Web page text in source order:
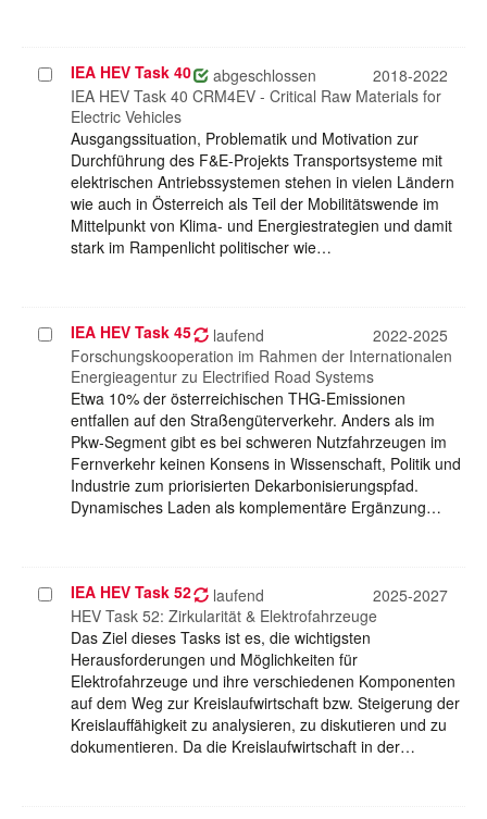
Projekt
auswählen
IEA HEV Task 40 abgeschlossen
2018-2022
IEA HEV Task 40 CRM4EV - Critical Raw Materials for
Electric Vehicles
Ausgangssituation, Problematik und Motivation zur
Durchführung des F&E-Projekts Transportsysteme mit
elektrischen Antriebssystemen stehen in vielen Ländern
wie auch in Österreich als Teil der Mobilitätswende im
Mittelpunkt von Klima- und Energiestrategien und damit
stark im Rampenlicht politischer wie…
Projekt
auswählen
IEA HEV Task 45 laufend
2022-2025
Forschungskooperation im Rahmen der Internationalen
Energieagentur zu Electrified Road Systems
Etwa 10% der österreichischen THG-Emissionen
entfallen auf den Straßengüterverkehr. Anders als im
Pkw-Segment gibt es bei schweren Nutzfahrzeugen im
Fernverkehr keinen Konsens in Wissenschaft, Politik und
Industrie zum priorisierten Dekarbonisierungspfad.
Dynamisches Laden als komplementäre Ergänzung…
Projekt
auswählen
IEA HEV Task 52 laufend
2025-2027
HEV Task 52: Zirkularität & Elektrofahrzeuge
Das Ziel dieses Tasks ist es, die wichtigsten
Herausforderungen und Möglichkeiten für
Elektrofahrzeuge und ihre verschiedenen Komponenten
auf dem Weg zur Kreislaufwirtschaft bzw. Steigerung der
Kreislauffähigkeit zu analysieren, zu diskutieren und zu
dokumentieren. Da die Kreislaufwirtschaft in der…